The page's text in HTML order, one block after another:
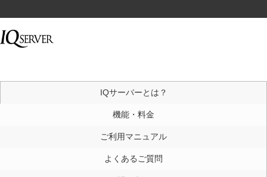
IQサーバーとは？
機能・料金
ご利用マニュアル
よくあるご質問